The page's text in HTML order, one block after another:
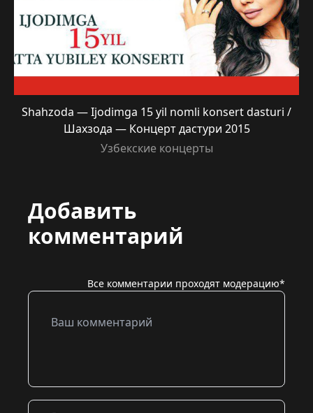
Shahzoda — Ijodimga 15 yil nomli konsert dasturi /
Шахзода — Концерт дастури 2015
Узбекские концерты
Добавить
комментарий
Все комментарии проходят модерацию*